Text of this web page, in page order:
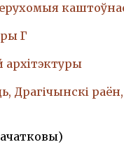
Г
архiтэктуры
Драгічынскі